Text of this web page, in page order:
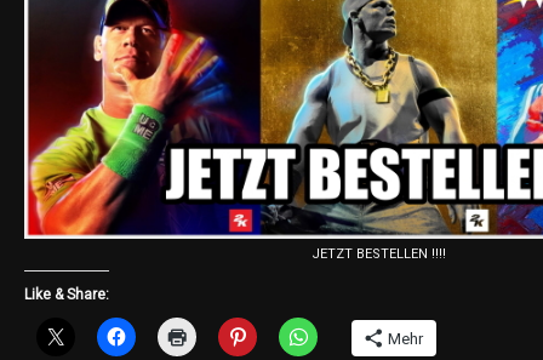
JETZT BESTELLEN !!!!
Like & Share:
Mehr